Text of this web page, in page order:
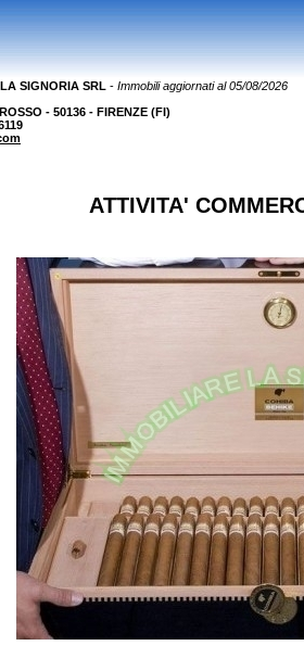
SIGNORIA SRL - Immobili aggiornati al 05/08/2026
- 50136 - FIRENZE (FI)
ATTIVITA'